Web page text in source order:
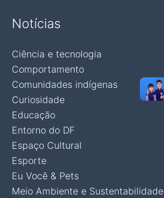
Notícias
Ciência e tecnologia
Comportamento
Comunidades indígenas
Curiosidade
Educação
Entorno do DF
Espaço Cultural
Esporte
Eu Você & Pets
Meio Ambiente e Sustentabilidade